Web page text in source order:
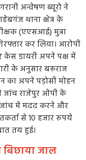
अन्वेषण ब्यूरो ने
थाना क्षेत्र के
(एएसआई) मुन्ना
कर लिया। आरोपी
डायरी अपने पक्ष में
के अनुसार बरूराज
का अपने पड़ोसी मोहन
जांच राजेपुर ओपी के
में मदद करने और
से 10 हजार रुपये
तय हुई।
बिछाया जाल